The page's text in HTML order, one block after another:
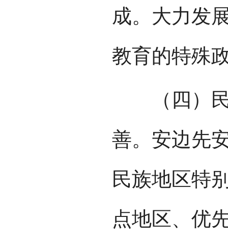
成。大力发
教育的特殊
（四）民
善。安边先
民族地区特
点地区、优